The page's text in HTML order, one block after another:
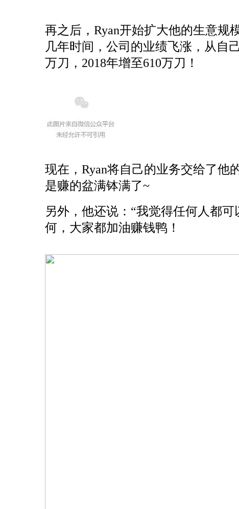
再之后，Ryan开始扩大他的生意规
几年时间，公司的业绩飞涨，从自
万刀，2018年增至610万刀！
现在，Ryan将自己的业务交给了他
是赚的盆满钵满了~
另外，他还说：“我觉得任何人都
何，大家都加油赚钱鸭！